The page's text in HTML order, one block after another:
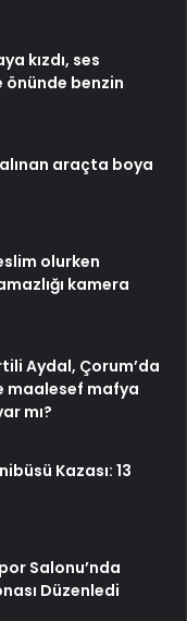
kızdı, ses
benzin
araçta boya
olurken
kamera
Aydal, Çorum’da
maalesef mafya
mı?
Kazası: 13
Salonu’nda
Düzenledi